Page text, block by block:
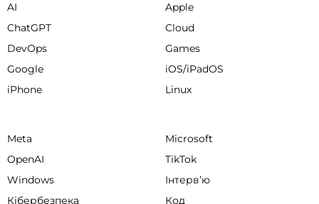
AI
Apple
ChatGPT
Cloud
DevOps
Games
Google
iOS/iPadOS
iPhone
Linux
Meta
Microsoft
OpenAI
TikTok
Windows
Інтервʼю
Кібербезпека
Код